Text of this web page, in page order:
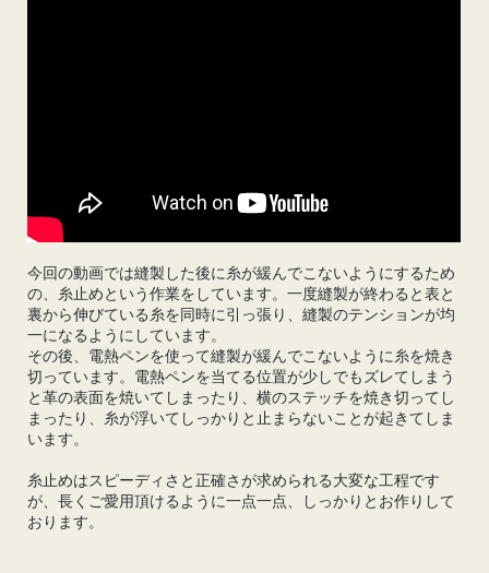
今回の動画では縫製した後に糸が緩んでこないようにするため
の、糸止めという作業をしています。一度縫製が終わると表と
裏から伸びている糸を同時に引っ張り、縫製のテンションが均
一になるようにしています。
その後、電熱ペンを使って縫製が緩んでこないように糸を焼き
切っています。電熱ペンを当てる位置が少しでもズレてしまう
と革の表面を焼いてしまったり、横のステッチを焼き切ってし
まったり、糸が浮いてしっかりと止まらないことが起きてしま
います。
糸止めはスピーディさと正確さが求められる大変な工程です
が、長くご愛用頂けるように一点一点、しっかりとお作りして
おります。